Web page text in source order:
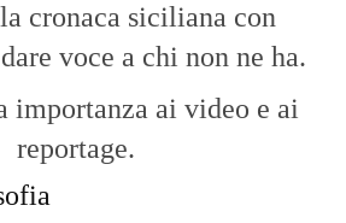
cronaca siciliana con
voce a chi non ne ha.
importanza ai video e ai
reportage.